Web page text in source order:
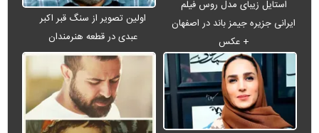
استایل زیبای مدل روس فیلم
ایرانی جزیره جیمز باند در اصفهان
+ عکس
اولین تصویر از سنگ قبر اکبر
عبدی در قطعه هنرمندان